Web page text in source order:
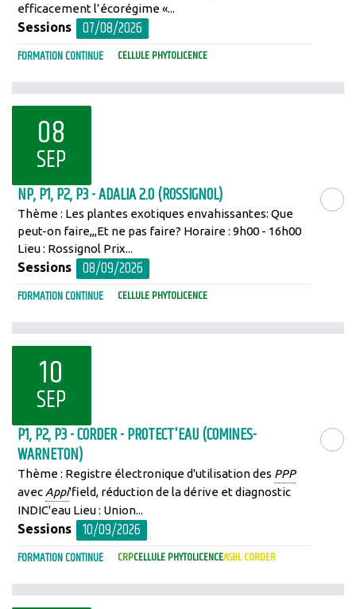
efficacement l’écorégime «...
Sessions 07/08/2026
FORMATION CONTINUE CELLULE PHYTOLICENCE
08
SEP
LIRE LA
NP, P1, P2, P3 - ADALIA 2.0 (ROSSIGNOL)
Thème : Les plantes exotiques envahissantes: Que
peut-on faire,,,Et ne pas faire? Horaire : 9h00 - 16h00
Lieu : Rossignol Prix...
Sessions 08/09/2026
FORMATION CONTINUE CELLULE PHYTOLICENCE
10
SEP
LIRE LA
P1, P2, P3 - CORDER - PROTECT'EAU (COMINES-
WARNETON)
Thème : Registre électronique d'utilisation des PPP
avec Appi'field, réduction de la dérive et diagnostic
INDIC'eau Lieu : Union...
Sessions 10/09/2026
FORMATION CONTINUE CRPCELLULE PHYTOLICENCEASBL CORDER